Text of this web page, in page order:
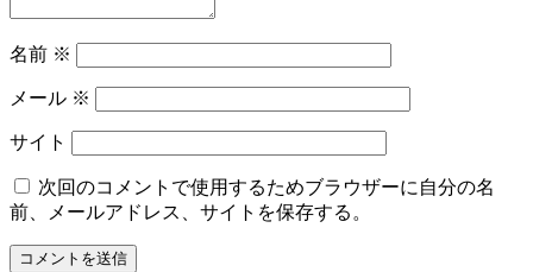
名前 ※
メール ※
サイト
次回のコメントで使用するためブラウザーに自分の名
前、メールアドレス、サイトを保存する。